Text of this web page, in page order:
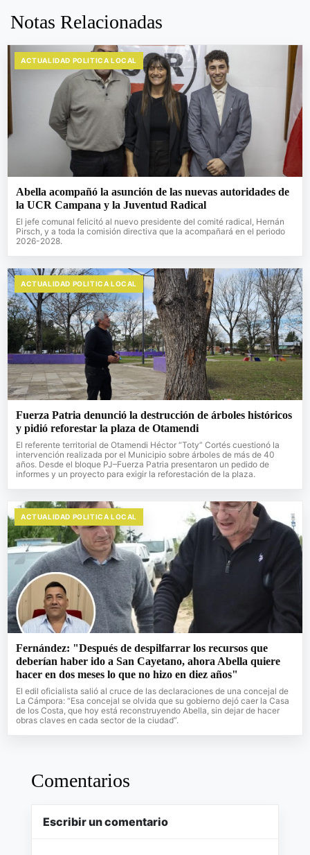
Notas Relacionadas
ACTUALIDAD POLITICA LOCAL
Abella acompañó la asunción de las nuevas autoridades de
la UCR Campana y la Juventud Radical
El jefe comunal felicitó al nuevo presidente del comité radical, Hernán
Pirsch, y a toda la comisión directiva que la acompañará en el periodo
2026-2028.
ACTUALIDAD POLITICA LOCAL
Fuerza Patria denunció la destrucción de árboles históricos
y pidió reforestar la plaza de Otamendi
El referente territorial de Otamendi Héctor “Toty” Cortés cuestionó la
intervención realizada por el Municipio sobre árboles de más de 40
años. Desde el bloque PJ–Fuerza Patria presentaron un pedido de
informes y un proyecto para exigir la reforestación de la plaza.
ACTUALIDAD POLITICA LOCAL
Fernández: "Después de despilfarrar los recursos que
deberían haber ido a San Cayetano, ahora Abella quiere
hacer en dos meses lo que no hizo en diez años"
El edil oficialista salió al cruce de las declaraciones de una concejal de
La Cámpora: “Esa concejal se olvida que su gobierno dejó caer la Casa
de los Costa, que hoy está reconstruyendo Abella, sin dejar de hacer
obras claves en cada sector de la ciudad”.
Comentarios
Escribir un comentario